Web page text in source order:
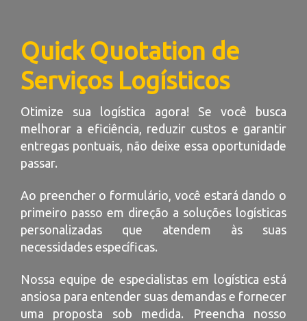
Quick Quotation de
Serviços Logísticos
Otimize sua logística agora! Se você busca
melhorar a eficiência, reduzir custos e garantir
entregas pontuais, não deixe essa oportunidade
passar.
Ao preencher o formulário, você estará dando o
primeiro passo em direção a soluções logísticas
personalizadas que atendem às suas
necessidades específicas.
Nossa equipe de especialistas em logística está
ansiosa para entender suas demandas e fornecer
uma proposta sob medida. Preencha nosso